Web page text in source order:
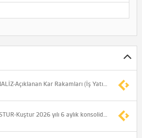
ANALİZ-Açıklanan Kar Rakamları (İş Yatırım)
*KSTUR-Kuştur 2026 yılı 6 aylık konsolide olmayan net dönem zararı -111.332.493 TL (Önceki -60.145.386 TL)